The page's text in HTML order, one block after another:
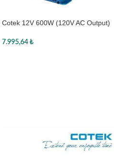
Cotek 12V 600W (120V AC Output)
7.995,64 ₺